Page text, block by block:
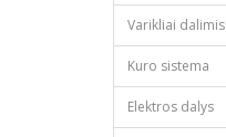
Varikliai dalimis
Kuro sistema
Elektros dalys